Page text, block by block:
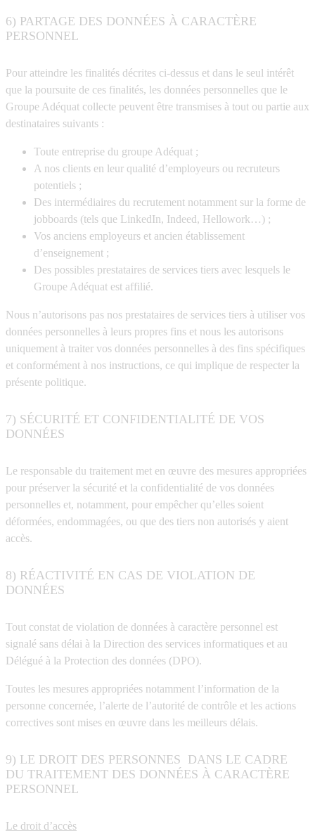
6) PARTAGE DES DONNÉES À CARACTÈRE
PERSONNEL
Pour atteindre les finalités décrites ci-dessus et dans le seul intérêt
que la poursuite de ces finalités, les données personnelles que le
Groupe Adéquat collecte peuvent être transmises à tout ou partie aux
destinataires suivants :
Toute entreprise du groupe Adéquat ;
A nos clients en leur qualité d’employeurs ou recruteurs
potentiels ;
Des intermédiaires du recrutement notamment sur la forme de
jobboards (tels que LinkedIn, Indeed, Hellowork…) ;
Vos anciens employeurs et ancien établissement
d’enseignement ;
Des possibles prestataires de services tiers avec lesquels le
Groupe Adéquat est affilié.
Nous n’autorisons pas nos prestataires de services tiers à utiliser vos
données personnelles à leurs propres fins et nous les autorisons
uniquement à traiter vos données personnelles à des fins spécifiques
et conformément à nos instructions, ce qui implique de respecter la
présente politique.
7) SÉCURITÉ ET CONFIDENTIALITÉ DE VOS
DONNÉES
Le responsable du traitement met en œuvre des mesures appropriées
pour préserver la sécurité et la confidentialité de vos données
personnelles et, notamment, pour empêcher qu’elles soient
déformées, endommagées, ou que des tiers non autorisés y aient
accès.
8) RÉACTIVITÉ EN CAS DE VIOLATION DE
DONNÉES
Tout constat de violation de données à caractère personnel est
signalé sans délai à la Direction des services informatiques et au
Délégué à la Protection des données (DPO).
Toutes les mesures appropriées notamment l’information de la
personne concernée, l’alerte de l’autorité de contrôle et les actions
correctives sont mises en œuvre dans les meilleurs délais.
9) LE DROIT DES PERSONNES DANS LE CADRE
DU TRAITEMENT DES DONNÉES À CARACTÈRE
PERSONNEL
Le droit d’accès